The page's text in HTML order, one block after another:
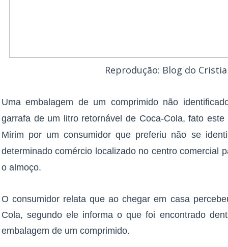
Reprodução: Blog do
Uma embalagem de um comprimido não
garrafa de um litro retornável de Coca-Cola, fato
Mirim por um consumidor que preferiu não se
determinado comércio localizado no centro comercial
o almoço.
O consumidor relata que ao chegar em casa
Cola, segundo ele informa o que foi encontrado
embalagem de um comprimido.